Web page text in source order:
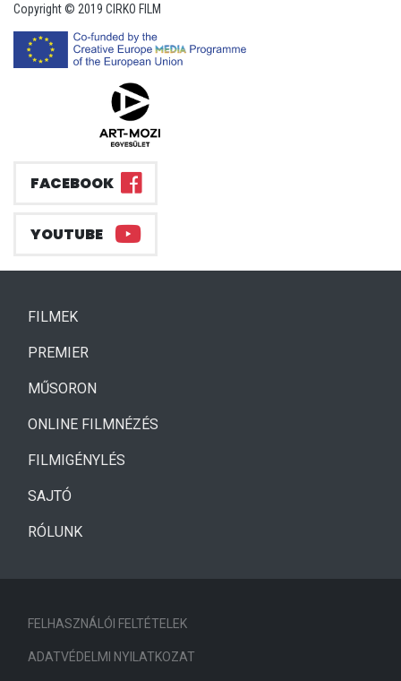
Copyright © 2019 CIRKO FILM
FACEBOOK
YOUTUBE
FILMEK(CURRENT)
PREMIER
MŰSORON
ONLINE FILMNÉZÉS
FILMIGÉNYLÉS
SAJTÓ
RÓLUNK
FELHASZNÁLÓI FELTÉTELEK
ADATVÉDELMI NYILATKOZAT